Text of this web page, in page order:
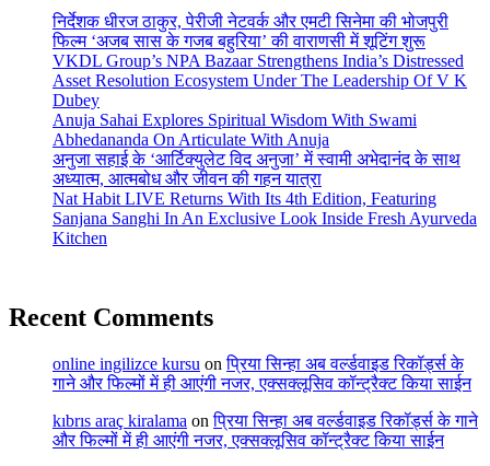
निर्देशक धीरज ठाकुर, पेरीजी नेटवर्क और एमटी सिनेमा की भोजपुरी
फिल्म ‘अजब सास के गजब बहुरिया’ की वाराणसी में शूटिंग शुरू
VKDL Group’s NPA Bazaar Strengthens India’s Distressed
Asset Resolution Ecosystem Under The Leadership Of V K
Dubey
Anuja Sahai Explores Spiritual Wisdom With Swami
Abhedananda On Articulate With Anuja
अनुजा सहाई के ‘आर्टिक्युलेट विद अनुजा’ में स्वामी अभेदानंद के साथ
अध्यात्म, आत्मबोध और जीवन की गहन यात्रा
Nat Habit LIVE Returns With Its 4th Edition, Featuring
Sanjana Sanghi In An Exclusive Look Inside Fresh Ayurveda
Kitchen
Recent Comments
online ingilizce kursu onप्रिया सिन्हा अब वर्ल्डवाइड रिकॉर्ड्स के
गाने और फिल्मों में ही आएंगी नजर, एक्सक्लूसिव कॉन्ट्रैक्ट किया साईन
kıbrıs araç kiralama onप्रिया सिन्हा अब वर्ल्डवाइड रिकॉर्ड्स के गाने
और फिल्मों में ही आएंगी नजर, एक्सक्लूसिव कॉन्ट्रैक्ट किया साईन